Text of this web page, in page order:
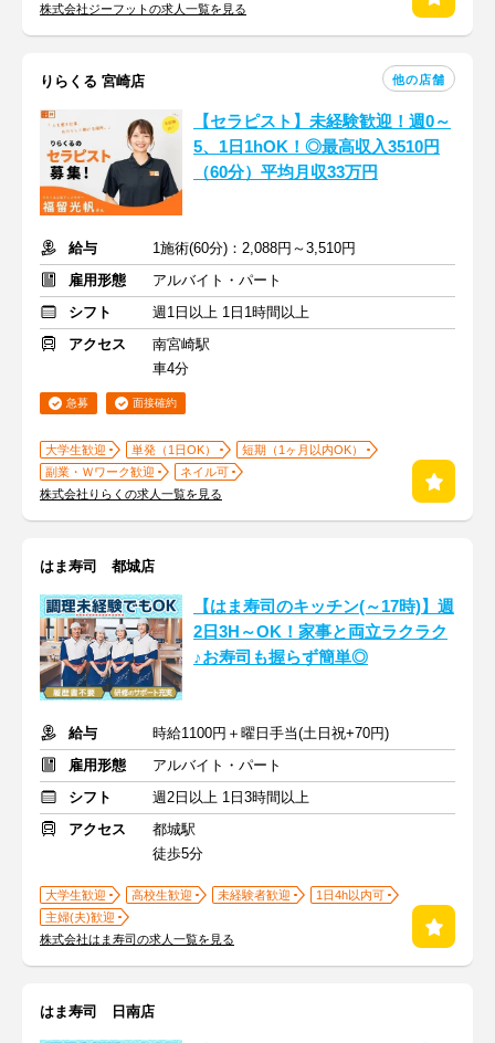
株式会社ジーフットの求人一覧を見る
りらくる 宮崎店 他の店舗
【セラピスト】未経験歓迎！週0～
5、1日1hOK！◎最高収入3510円
（60分）平均月収33万円
給与
1施術(60分)：2,088円～3,510円
雇用形態
アルバイト・パート
シフト
週1日以上 1日1時間以上
アクセス
南宮崎駅
車4分
急募 面接確約
大学生歓迎 単発（1日OK）
短期（1ヶ月以内OK）
副業・Ｗワーク歓迎
ネイル可
株式会社りらくの求人一覧を見る
はま寿司 都城店
【はま寿司のキッチン(～17時)】週
2日3H～OK！家事と両立ラクラク
♪お寿司も握らず簡単◎
給与
時給1100円＋曜日手当(土日祝+70円)
雇用形態
アルバイト・パート
シフト
週2日以上 1日3時間以上
アクセス
都城駅
徒歩5分
大学生歓迎 高校生歓迎 未経験者歓迎
1日4h以内可
主婦(夫)歓迎
株式会社はま寿司の求人一覧を見る
はま寿司 日南店